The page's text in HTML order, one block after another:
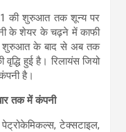
की शुरुआत तक शून्य पर
के शेयर के चढ़ने में काफी
शुरुआत के बाद से अब तक
हुई है। रिलायंस जियो
है।
तक में कंपनी
पेट्रोकेमिकल्स, टेक्सटाइल,